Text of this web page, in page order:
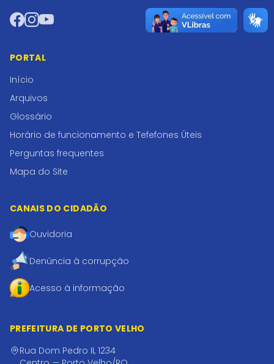
Facebook
Instagram
YouTube
PORTAL
Início
Arquivos
Glossário
Horário de funcionamento e Tefefones Úteis
Perguntas frequentes
Mapa do Site
CANAIS DO CIDADÃO
Ouvidoria
Denúncia à corrupção
Acesso à informação
PREFEITURA DE PORTO VELHO
Rua Dom Pedro II, 1234